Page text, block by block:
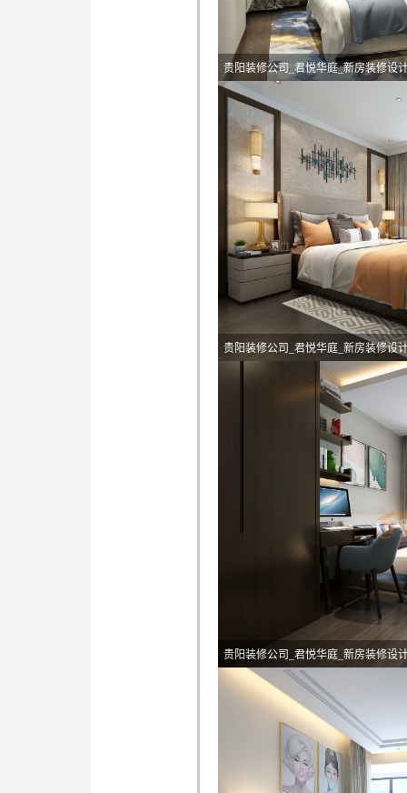
贵阳装修公司_君悦华庭_新房装修设
贵阳装修公司_君悦华庭_新房装修设
贵阳装修公司_君悦华庭_新房装修设